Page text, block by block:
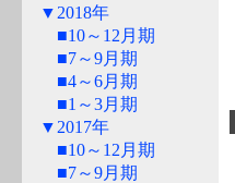
▼2018年
■10～12月期
■7～9月期
■4～6月期
■1～3月期
▼2017年
■10～12月期
■7～9月期